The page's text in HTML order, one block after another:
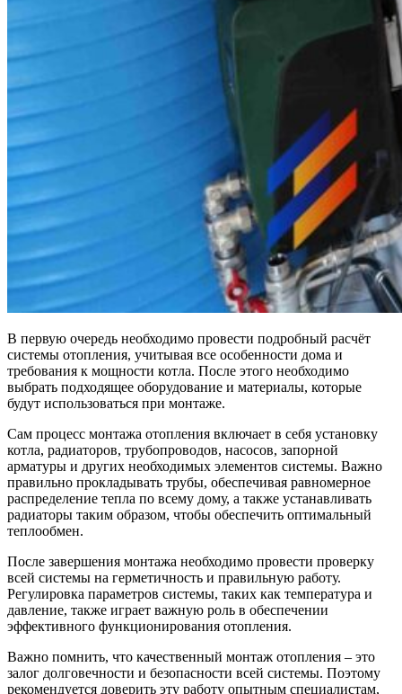
В первую очередь необходимо провести подробный расчёт
системы отопления, учитывая все особенности дома и
требования к мощности котла. После этого необходимо
выбрать подходящее оборудование и материалы, которые
будут использоваться при монтаже.
Сам процесс монтажа отопления включает в себя установку
котла, радиаторов, трубопроводов, насосов, запорной
арматуры и других необходимых элементов системы. Важно
правильно прокладывать трубы, обеспечивая равномерное
распределение тепла по всему дому, а также устанавливать
радиаторы таким образом, чтобы обеспечить оптимальный
теплообмен.
После завершения монтажа необходимо провести проверку
всей системы на герметичность и правильную работу.
Регулировка параметров системы, таких как температура и
давление, также играет важную роль в обеспечении
эффективного функционирования отопления.
Важно помнить, что качественный монтаж отопления – это
залог долговечности и безопасности всей системы. Поэтому
рекомендуется доверить эту работу опытным специалистам,